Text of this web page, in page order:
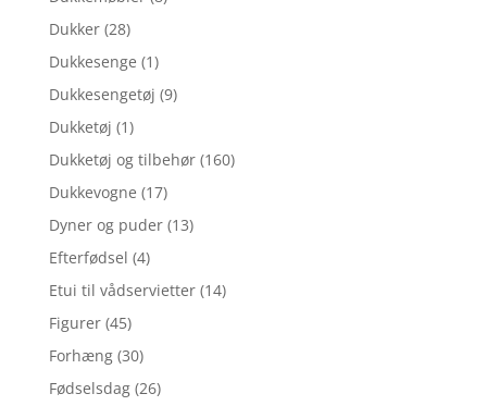
Dukker (28)
Dukkesenge (1)
Dukkesengetøj (9)
Dukketøj (1)
Dukketøj og tilbehør (160)
Dukkevogne (17)
Dyner og puder (13)
Efterfødsel (4)
Etui til vådservietter (14)
Figurer (45)
Forhæng (30)
Fødselsdag (26)